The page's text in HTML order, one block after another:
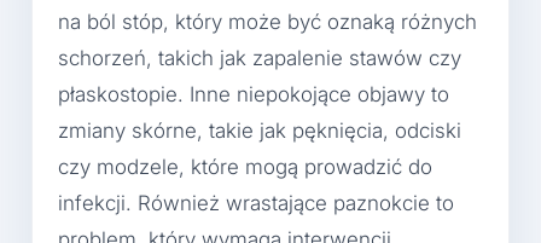
na ból stóp, który może być oznaką różnych
schorzeń, takich jak zapalenie stawów czy
płaskostopie. Inne niepokojące objawy to
zmiany skórne, takie jak pęknięcia, odciski
czy modzele, które mogą prowadzić do
infekcji. Również wrastające paznokcie to